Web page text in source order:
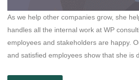
As we help other companies grow, she
handles all the internal work at WP
employees and stakeholders are happy.
and satisfied employees show that she is